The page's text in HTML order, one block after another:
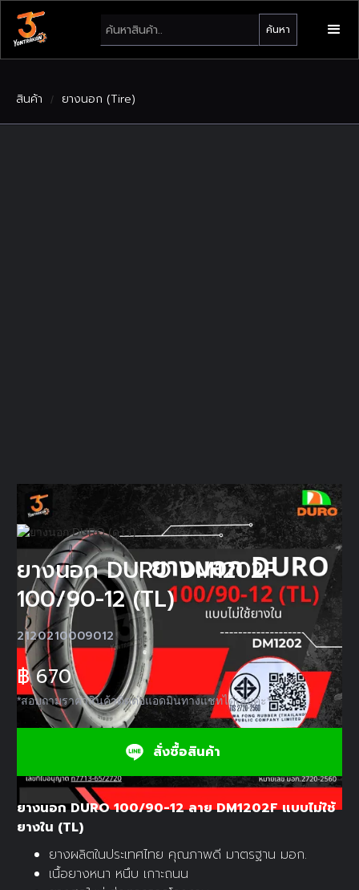
สินค้า / ยางนอก (Tire)
ยางนอก DURO DM1202F
100/90-12 (TL)
2120210009012
฿ 670
*สอบถามราคาสินค้าติดต่อแอดมินทางแชทได้เลยค่ะ*
สั่งซื้อสินค้า
ยางนอก DURO 100/90-12 ลาย DM1202F แบบไม่ใช้
ยางใน (TL)
ยางผลิตในประเทศไทย คุณภาพดี มาตรฐาน มอก.
เนื้อยางหนา หนึบ เกาะถนน